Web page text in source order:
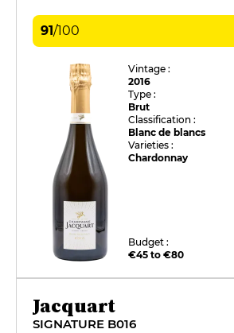
91/100
Vintage :
2016
Type :
Brut
Classification :
Blanc de blancs
Varieties :
Chardonnay
Budget :
€45 to €80
Jacquart
SIGNATURE B016